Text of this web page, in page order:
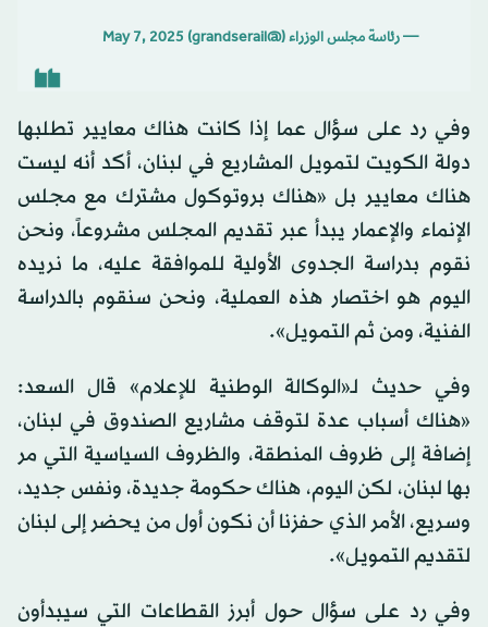
— رئاسة مجلس الوزراء (@grandserail) May 7, 2025
وفي رد على سؤال عما إذا كانت هناك معايير تطلبها
دولة الكويت لتمويل المشاريع في لبنان، أكد أنه ليست
هناك معايير بل «هناك بروتوكول مشترك مع مجلس
الإنماء والإعمار يبدأ عبر تقديم المجلس مشروعاً، ونحن
نقوم بدراسة الجدوى الأولية للموافقة عليه، ما نريده
اليوم هو اختصار هذه العملية، ونحن سنقوم بالدراسة
الفنية، ومن ثم التمويل».
وفي حديث لـ«الوكالة الوطنية للإعلام» قال السعد:
«هناك أسباب عدة لتوقف مشاريع الصندوق في لبنان،
إضافة إلى ظروف المنطقة، والظروف السياسية التي مر
بها لبنان، لكن اليوم، هناك حكومة جديدة، ونفس جديد،
وسريع، الأمر الذي حفزنا أن نكون أول من يحضر إلى لبنان
لتقديم التمويل».
وفي رد على سؤال حول أبرز القطاعات التي سيبدأون